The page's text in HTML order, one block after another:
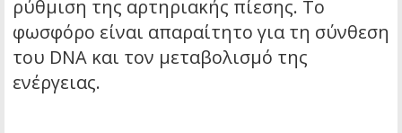
ρύθμιση της αρτηριακής πίεσης. Το
φωσφόρο είναι απαραίτητο για τη σύνθεση
του DNA και τον μεταβολισμό της
ενέργειας.